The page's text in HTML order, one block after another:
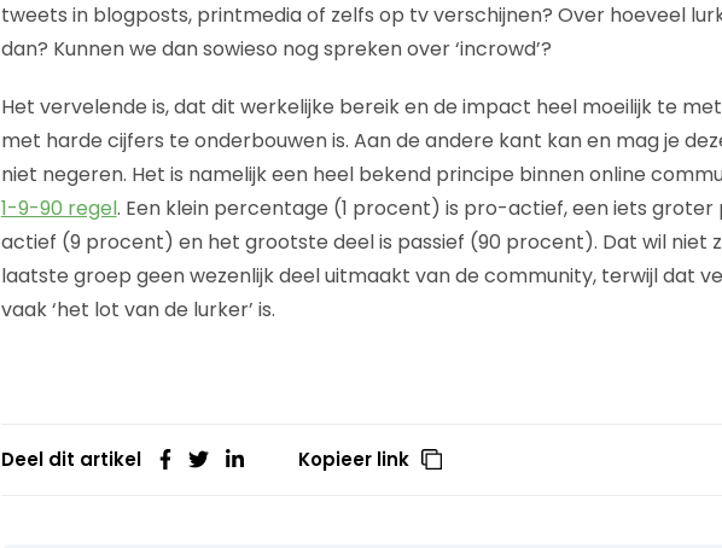
tweets in blogposts, printmedia of zelfs op tv verschijnen? Over hoeveel
dan? Kunnen we dan sowieso nog spreken over ‘incrowd’?
Het vervelende is, dat dit werkelijke bereik en de impact heel moeilijk te
met harde cijfers te onderbouwen is. Aan de andere kant kan en mag je
niet negeren. Het is namelijk een heel bekend principe binnen online
1-9-90 regel. Een klein percentage (1 procent) is pro-actief, een iets groter
actief (9 procent) en het grootste deel is passief (90 procent). Dat wil niet
laatste groep geen wezenlijk deel uitmaakt van de community, terwijl dat
vaak ‘het lot van de lurker’ is.
Deel dit artikel Kopieer link